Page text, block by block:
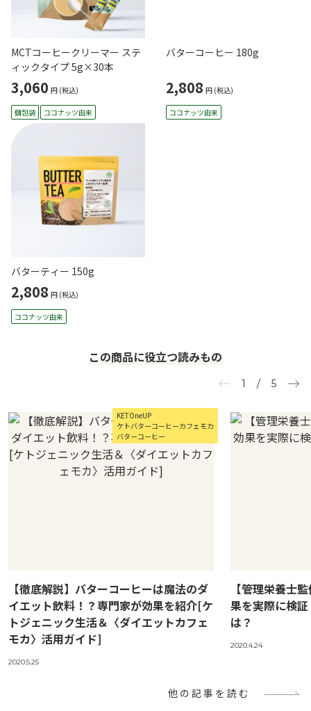
MCTコーヒークリーマー ステ
ィックタイプ 5g×30本
3,060 円 (税込)
個包装 ココナッツ由来
バターコーヒー 180g
2,808 円 (税込)
ココナッツ由来
バターティー 150g
2,808 円 (税込)
ココナッツ由来
この商品に役立つ読みもの
1 / 5
KETOneUP
ケトバターコーヒーカフェモカ
バターコーヒー
【徹底解説】バターコーヒーは魔法のダ
イエット飲料！？専門家が効果を紹介[ケ
トジェニック生活＆〈ダイエットカフェ
モカ〉活用ガイド]
2020.5.25
【管理栄養士
果を実際に検
は？
2020.4.24
他の記事を読む